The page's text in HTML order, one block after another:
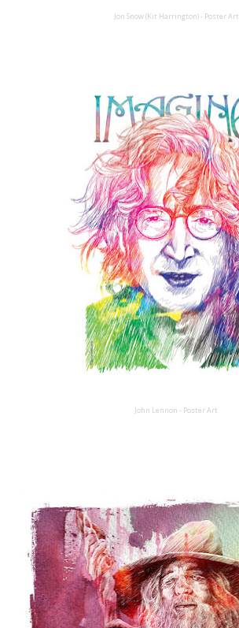
Jon Snow (Kit Harrington) - Poster Art
John Lennon - Poster Art